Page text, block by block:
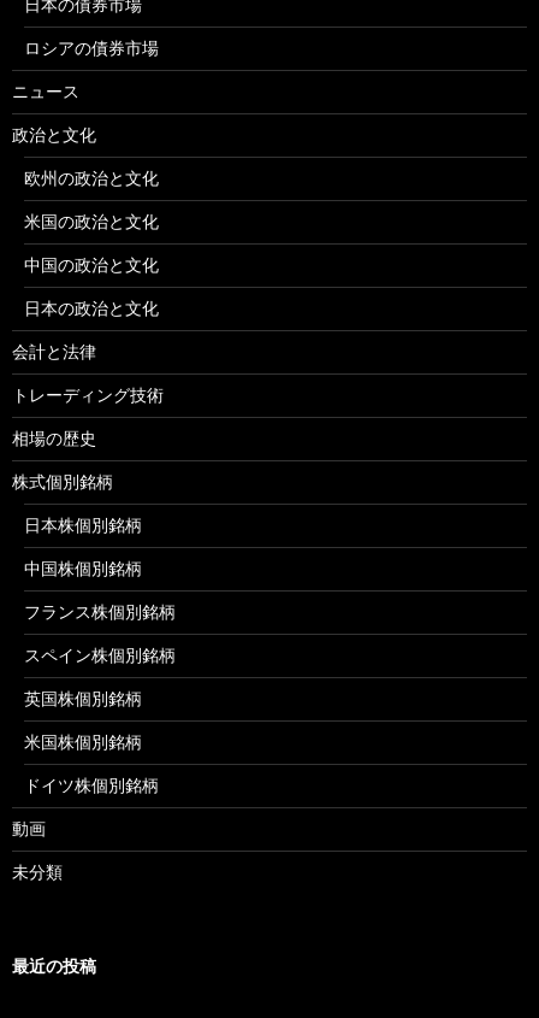
日本の債券市場
ロシアの債券市場
ニュース
政治と文化
欧州の政治と文化
米国の政治と文化
中国の政治と文化
日本の政治と文化
会計と法律
トレーディング技術
相場の歴史
株式個別銘柄
日本株個別銘柄
中国株個別銘柄
フランス株個別銘柄
スペイン株個別銘柄
英国株個別銘柄
米国株個別銘柄
ドイツ株個別銘柄
動画
未分類
最近の投稿